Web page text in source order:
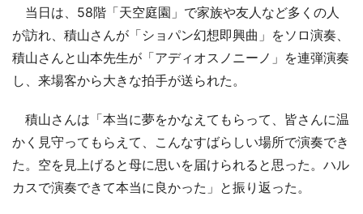
当日は、58階「天空庭園」で家族や友人など多くの人
が訪れ、積山さんが「ショパン幻想即興曲」をソロ演奏、
積山さんと山本先生が「アディオスノニーノ」を連弾演奏
し、来場客から大きな拍手が送られた。
積山さんは「本当に夢をかなえてもらって、皆さんに温
かく見守ってもらえて、こんなすばらしい場所で演奏でき
た。空を見上げると母に思いを届けられると思った。ハル
カスで演奏できて本当に良かった」と振り返った。